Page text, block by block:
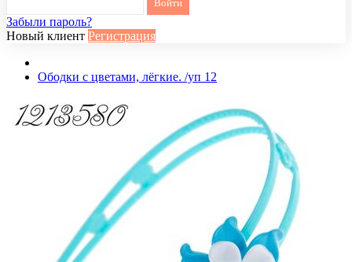
Забыли пароль?
Новый клиент Регистрация
Ободки с цветами, лёгкие. /уп 12